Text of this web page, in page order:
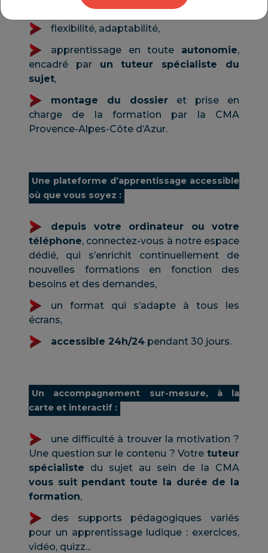
gain de temps,
flexibilité, adaptabilité,
apprentissage en toute autonomie,
encadré par un tuteur spécialiste du
sujet,
montage du dossier et prise en
charge de la formation par la CMA
Provence-Alpes-Côte d’Azur.
Une plateforme d’apprentissage accessible
où que vous soyez :
depuis votre ordinateur ou votre
téléphone, connectez-vous à notre espace
dédié, qui s’enrichit continuellement de
nouvelles formations en fonction des
besoins et des demandes,
un format qui s’adapte à tous les
écrans,
accessible 24h/24 pendant 30 jours.
Un accompagnement sur-mesure, à la
carte et interactif :
une difficulté à trouver la motivation ?
Une question sur le contenu ? Votre tuteur
spécialiste du sujet au sein de la CMA
vous suit pendant toute la durée de la
formation,
des supports pédagogiques variés
pour un apprentissage ludique : exercices,
vidéo, quizz...